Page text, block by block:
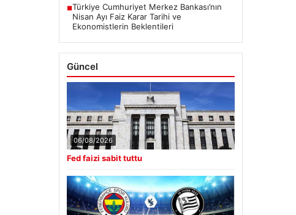
■Türkiye Cumhuriyet Merkez Bankası’nın
Nisan Ayı Faiz Karar Tarihi ve
Ekonomistlerin Beklentileri
Güncel
06/08/2026
Fed faizi sabit tuttu